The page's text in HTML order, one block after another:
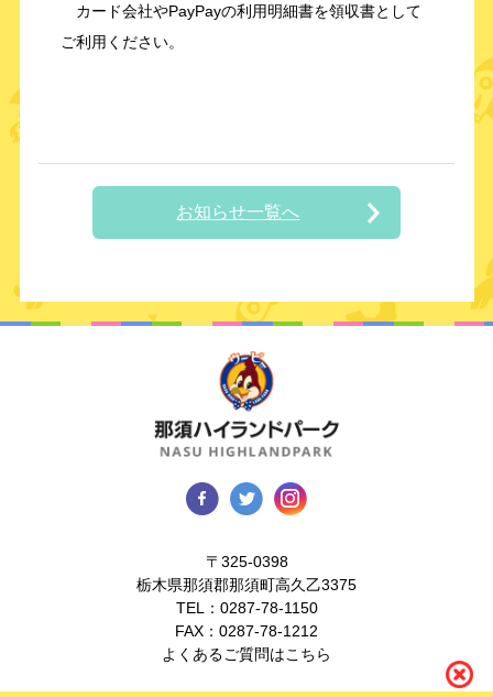
カード会社やPayPayの利用明細書を領収書として
ご利用ください。
お知らせ一覧へ
〒325-0398
栃木県那須郡那須町高久乙3375
TEL： 0287-78-1150
FAX：0287-78-1212
よくあるご質問はこちら